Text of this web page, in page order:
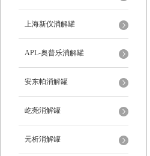
上海新仪消解罐
APL-奥普乐消解罐
安东帕消解罐
屹尧消解罐
元析消解罐